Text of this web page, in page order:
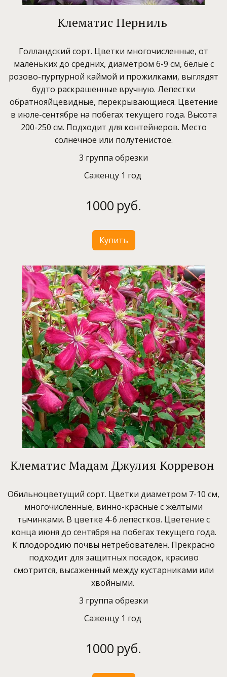
Клематис Перниль
Голландский сорт. Цветки многочисленные, от
маленьких до средних, диаметром 6-9 см, белые с
розово-пурпурной каймой и прожилками, выглядят
будто раскрашенные вручную. Лепестки
обратнояйцевидные, перекрывающиеся. Цветение
в июле-сентябре на побегах текущего года. Высота
200-250 см. Подходит для контейнеров. Место
солнечное или полутенистое.
3 группа обрезки
Саженцу 1 год
1000 руб.
Купить
Клематис Мадам Джулия Корревон
Обильноцветущий сорт. Цветки диаметром 7-10 см,
многочисленные, винно-красные с жёлтыми
тычинками. В цветке 4-6 лепестков. Цветение с
конца июня до сентября на побегах текущего года.
К плодородию почвы нетребователен. Прекрасно
подходит для защитных посадок, красиво
смотрится, высаженный между кустарниками или
хвойными.
3 группа обрезки
Саженцу 1 год
1000 руб.